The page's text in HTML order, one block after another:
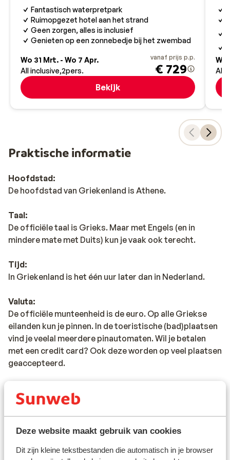
Deze website maakt gebruik van cookies
Dit zijn kleine tekstbestanden die automatisch in je browser
richting Kreta?
Fantastisch waterpretpark
Ruimopgezet hotel aan het strand
Geen zorgen, alles is inclusief
Genieten op een zonnebedje bij het zwembad
Wo 31 Mrt. - Wo 7 Apr.
All inclusive 2pers.
vanaf prijs p.p.
€ 729
Bekijk
Wo
All
Praktische informatie
Hoofdstad:
De hoofdstad van Griekenland is Athene.
Taal:
De officiële taal is Grieks. Maar met Engels (en in
mindere mate met Duits) kun je vaak ook terecht.
Tijd:
In Griekenland is het één uur later dan in Nederland.
Valuta:
De officiële munteenheid is de euro. Op alle Griekse
eilanden kun je pinnen. In de toeristische (bad)plaatsen
vind je veelal meerdere pinautomaten. Wil je betalen
met een credit card? Ook deze worden op veel plaatsen
geaccepteerd.
Het voltage is net als in Nederland 220 volt. Je hebt
Reisdocumenten:
Je dient in het bezit te zijn van een geldig paspoort of